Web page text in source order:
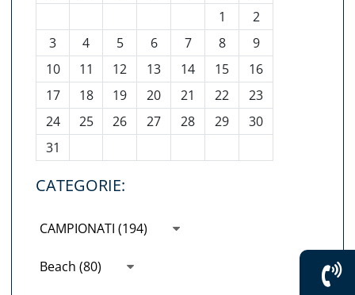
1
2
3
4 5 6 7 8
9
10
11 12 13 14 15
16
17
18 19 20 21 22
23
24
25 26 27 28 29
30
31
CATEGORIE:
CAMPIONATI (194)
Beach (80)